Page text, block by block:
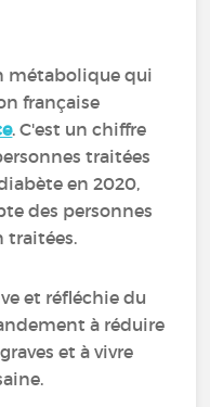
métabolique qui
française
. C'est un chiffre
traitées
en 2020,
des personnes
traitées.
et réfléchie du
à réduire
et à vivre